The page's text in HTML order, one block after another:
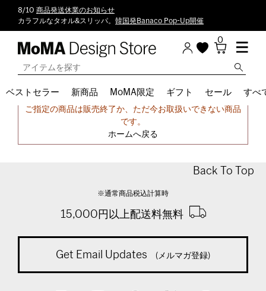
8/10 商品発送休業のお知らせ
カラフルなタオル&スリッパ。 韓国発Banaco Pop-Up開催
0
ベストセラー 新商品 MoMA限定 ギフト セール すべ
申し訳ございません。
ご指定の商品は販売終了か、ただ今お取扱いできない商品
です。
ホームへ戻る
Back To Top
※通常商品税込計算時
15,000円以上配送料無料
Get Email Updates (メルマガ登録)